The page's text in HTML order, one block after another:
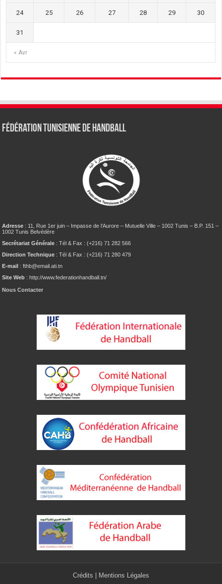
« Avr
24 25 26 27 28 29 30
31
Fédération tunisienne de Handball
Adresse : 11, Rue 1er juin – Impasse de l’Aurore – Mutuelle Ville – 1002 Tunis – B.P. 151 –
1002 Tunis Belvédère
Secrétariat Générale : Tél & Fax : (+216) 71 282 566
Direction Technique : Tél & Fax : (+216) 71 280 479
E-mail : fthb@email.ati.tn
Site Web : http://www.federationhandball.tn/
Nous Contacter
Crédits Mentions Légales